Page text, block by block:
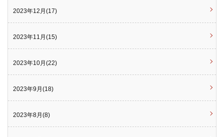
2023年12月(17)
2023年11月(15)
2023年10月(22)
2023年9月(18)
2023年8月(8)